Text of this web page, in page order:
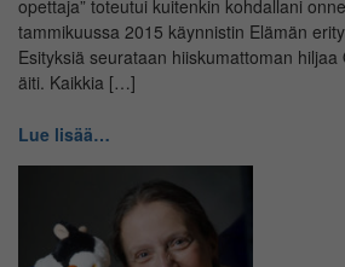
opettaja” toteutui kuitenkin kohdallani
tammikuussa 2015 käynnistin Elämän
Esityksiä seurataan hiiskumattoman
äiti. Kaikkia […]
Lue lisää…